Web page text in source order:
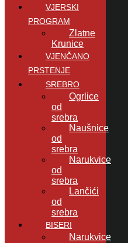
VJERSKI
PROGRAM
Zlatne
Krunice
VJENČANO
PRSTENJE
SREBRO
Ogrlice
od
srebra
Naušnice
od
srebra
Narukvice
od
srebra
Lančići
od
srebra
BISERI
Narukvice